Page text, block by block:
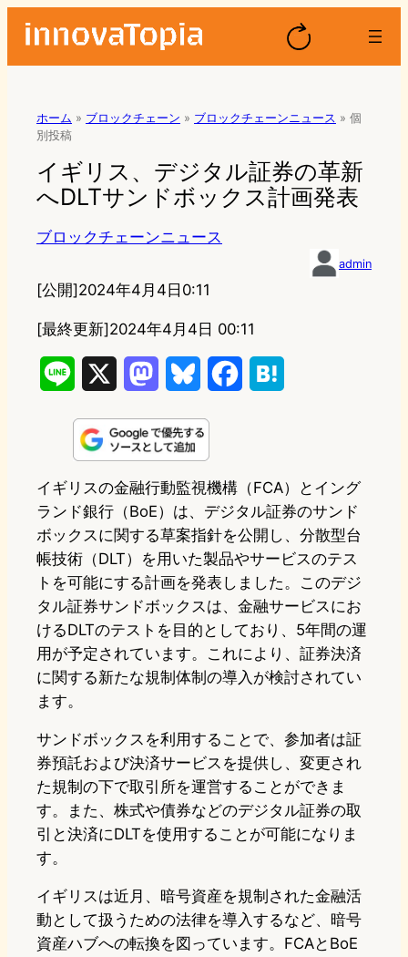
ホーム » ブロックチェーン » ブロックチェーンニュース » 個
別投稿
イギリス、デジタル証券の革新
へDLTサンドボックス計画発表
ブロックチェーンニュース
admin
[公開]2024年4月4日0:11
[最終更新]2024年4月4日 00:11
n
e
s
t
o
d
o
n
u
e
s
k
y
b
o
o
k
n
a
イギリスの金融行動監視機構（FCA）とイング
ランド銀行（BoE）は、デジタル証券のサンド
ボックスに関する草案指針を公開し、分散型台
帳技術（DLT）を用いた製品やサービスのテス
トを可能にする計画を発表しました。このデジ
タル証券サンドボックスは、金融サービスにお
けるDLTのテストを目的としており、5年間の運
用が予定されています。これにより、証券決済
に関する新たな規制体制の導入が検討されてい
ます。
サンドボックスを利用することで、参加者は証
券預託および決済サービスを提供し、変更され
た規制の下で取引所を運営することができま
す。また、株式や債券などのデジタル証券の取
引と決済にDLTを使用することが可能になりま
す。
イギリスは近月、暗号資産を規制された金融活
動として扱うための法律を導入するなど、暗号
資産ハブへの転換を図っています。FCAとBoE